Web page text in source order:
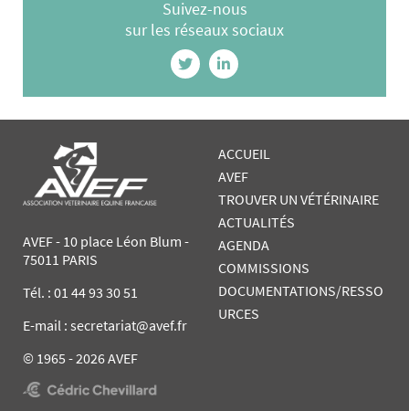
Suivez-nous
sur les réseaux sociaux
AVEF - 10 place Léon Blum -
75011 PARIS
Tél. : 01 44 93 30 51
E-mail : secretariat@avef.fr
© 1965 - 2026 AVEF
ACCUEIL
AVEF
TROUVER UN VÉTÉRINAIRE
ACTUALITÉS
AGENDA
COMMISSIONS
DOCUMENTATIONS/RESSO
URCES